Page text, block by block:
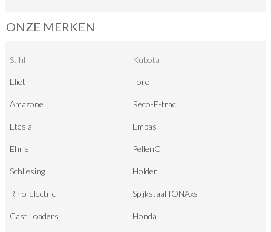
ONZE MERKEN
Stihl Kubota
Eliet Toro
Amazone Reco-E-trac
Etesia Empas
Ehrle PellenC
Schliesing Holder
Rino-electric Spijkstaal IONAxs
Cast Loaders Honda